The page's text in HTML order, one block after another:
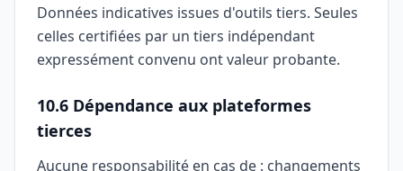
Données indicatives issues d'outils tiers. Seules
celles certifiées par un tiers indépendant
expressément convenu ont valeur probante.
10.6 Dépendance aux plateformes
tierces
Aucune responsabilité en cas de : changements